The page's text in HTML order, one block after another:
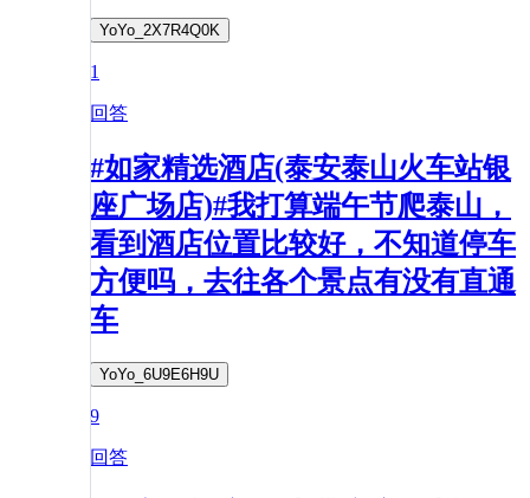
YoYo_2X7R4Q0K
1
回答
#如家精选酒店(泰安泰山火车站银
座广场店)#我打算端午节爬泰山，
看到酒店位置比较好，不知道停车
方便吗，去往各个景点有没有直通
车
YoYo_6U9E6H9U
9
回答